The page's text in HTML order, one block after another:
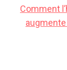
Comment